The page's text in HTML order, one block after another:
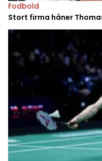
Fodbold
Stort firma håner